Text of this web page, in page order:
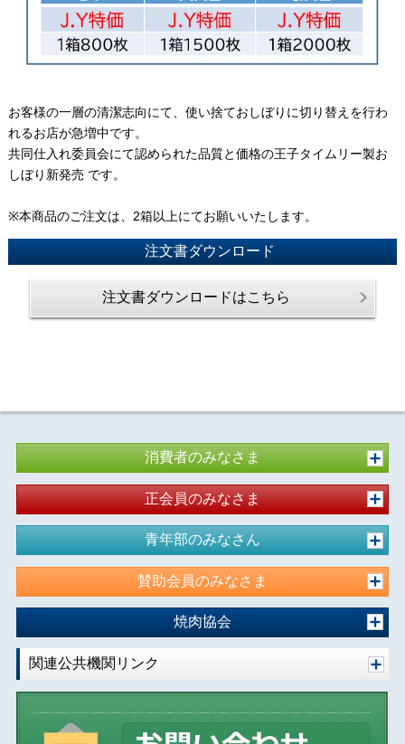
お客様の一層の清潔志向にて、使い捨ておしぼりに切り替えを行わ
れるお店が急増中です。
共同仕入れ委員会にて認められた品質と価格の王子タイムリー製お
しぼり新発売 です。
※本商品のご注文は、2箱以上にてお願いいたします。
注文書ダウンロード
注文書ダウンロードはこちら
消費者のみなさま
正会員のみなさま
青年部のみなさん
賛助会員のみなさま
焼肉協会
関連公共機関リンク